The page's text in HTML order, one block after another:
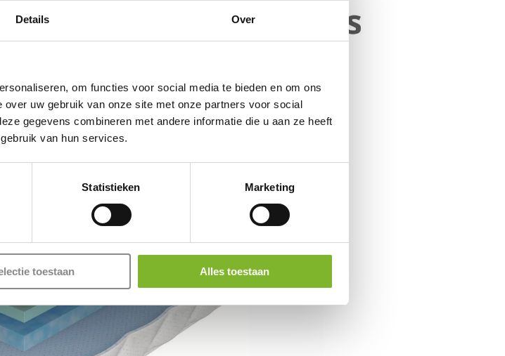
Details Over
om functies voor social media te bieden en om ons
uw gebruik van onze site met onze partners voor social
gegevens combineren met andere informatie die u aan ze heeft
van hun services.
Statistieken Marketing
toestaan Alles toestaan